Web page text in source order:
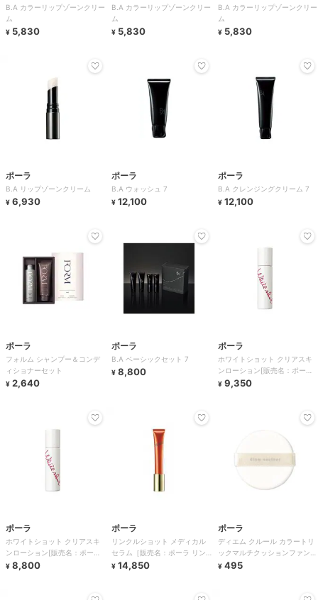
B.A カラーリップゾーンクリー
ム
¥ 5,830
B.A カラーリップゾーンクリー
ム
¥ 5,830
B.A カラーリップゾーンクリー
ム
¥ 5,830
ポーラ
B.A リップゾーンクリーム
¥ 6,930
ポーラ
B.A ウォッシュ 7
¥ 12,100
ポーラ
B.A クレンジングクリーム 7
¥ 12,100
ポーラ
フォルム シャンプー＆コンデ
ィショナーセット
¥ 2,640
ポーラ
B.A ベーシックセット 7
¥ 8,800
ポーラ
ホワイトショット クリアスキ
ンローション[販売名：ポーラ
WSクリアスキ
¥ 9,350
ポーラ
ホワイトショット クリアスキ
ンローション[販売名：ポーラ
WSクリアスキ
¥ 8,800
ポーラ
リンクルショット メディカル
セラム［販売名：ポーラ リン
クルショット
¥ 14,850
ポーラ
ディエム クルール カラートリ
ックマルチクッションファンデ
ーション パ
¥ 495